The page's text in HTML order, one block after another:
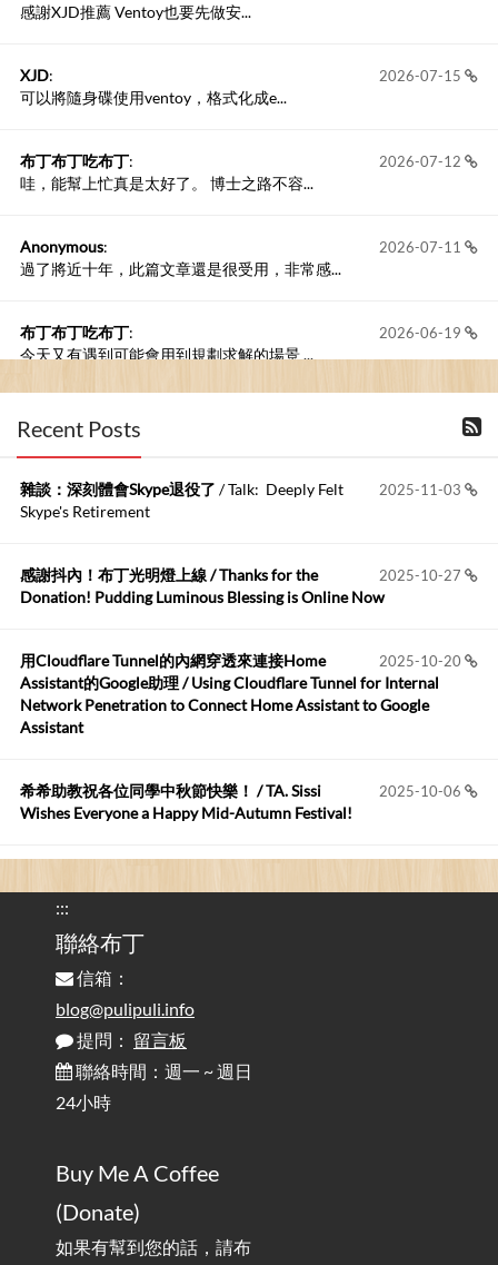
感謝XJD推薦 Ventoy也要先做安...
2026-07-15
XJD:
可以將隨身碟使用ventoy，格式化成e...
2026-07-12
布丁布丁吃布丁:
哇，能幫上忙真是太好了。 博士之路不容...
2026-07-11
Anonymous:
過了將近十年，此篇文章還是很受用，非常感...
2026-06-19
布丁布丁吃布丁:
今天又有遇到可能會用到規劃求解的場景 ...
2026-06-18
布丁布丁吃布丁
kage好像也可以下載整個網站 感謝分享
Anonymous:
https://github.com/t...
布丁布丁吃布丁:
我目前並沒有常駐的Google Home...
2026-05-15
Robertmycs:
這篇WinXP公用電腦安裝與優化的步驟超...
您好,首先肯定感謝您造福許多莘莘學子。有...
Recent Posts
2025-11-03
雜談：深刻體會Skype退役了 / Talk: Deeply Felt
Skype's Retirement
2025-10-27
感謝抖內！布丁光明燈上線 / Thanks for the
Donation! Pudding Luminous Blessing is Online Now
2025-10-20
用Cloudflare Tunnel的內網穿透來連接Home
Assistant的Google助理 / Using Cloudflare Tunnel for Internal
Network Penetration to Connect Home Assistant to Google
Assistant
2025-10-06
希希助教祝各位同學中秋節快樂！ / TA. Sissi
Wishes Everyone a Happy Mid-Autumn Festival!
的問題 / Are You Tired of Looking at the Computer? Pay More
Attention to Glare Than the Screen
為何桌前打字總是腰痠背痛？桌子高度和螢幕高度
對人體工學的影響 / The Effect of Desk and Monitor Height on
Ergonomics: Why Does Typing at a Desk Often Lead to Back Pain?
行動網路無法連線？三星手機簡易解決方案
/ Mobile Network Not Connecting? Easy Solutions for Samsung
實作相容OpenAI API，但背後不是OpenAI的API服
務 / Implementing OpenAI API-Compatible Services, But Not
Powered by OpenAI
:::
聯絡布丁
信箱：
blog@pulipuli.info
提問： 留言板
聯絡時間：週一 ~ 週日
24小時
Buy Me A Coffee
(Donate)
如果有幫到您的話，請布